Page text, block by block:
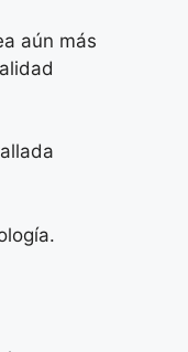
aún más